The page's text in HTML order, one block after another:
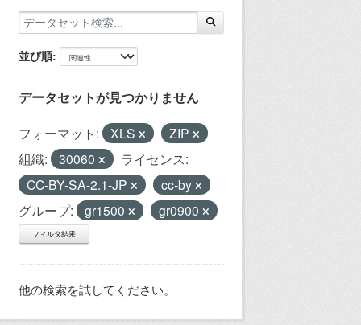
並び順
データセットが見つかりません
フォーマット: XLS
ZIP
組織:
30060
ライセンス:
CC-BY-SA-2.1-JP
cc-by
グループ:
gr1500 gr0900
フィルタ結果
他の検索を試してください。